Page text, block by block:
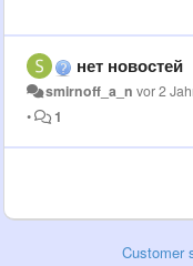
нет новостей
smirnoff_a_n vor 2
•
1
Customer